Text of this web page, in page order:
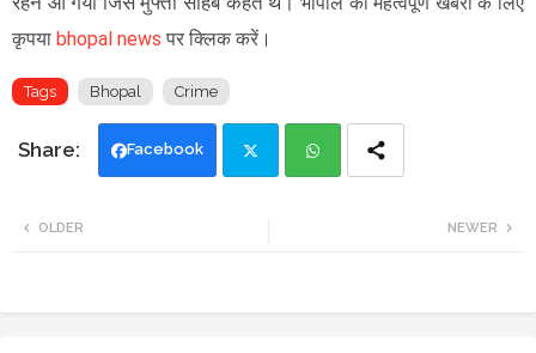
कृपया bhopal news पर क्लिक करें।
Tags Bhopal Crime
Facebook
NEWER
OLDER